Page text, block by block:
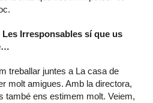
Irresponsables sí que us
treballar juntes a La casa de
molt amigues. Amb la directora,
també ens estimem molt. Veiem,